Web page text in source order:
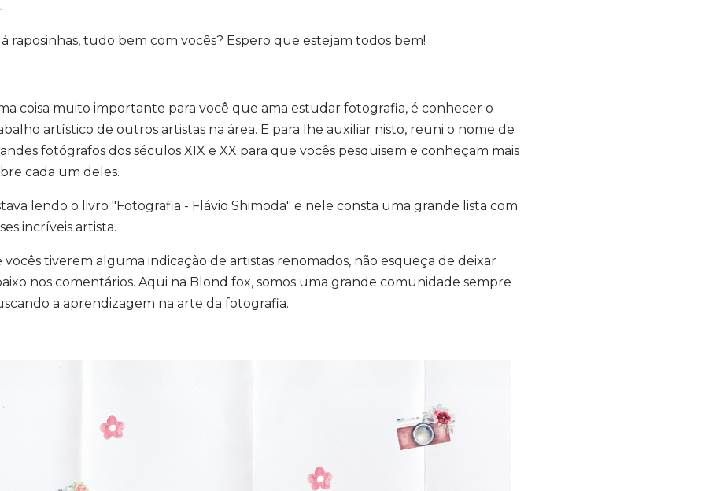
raposinhas, tudo bem com vocês? Espero que estejam todos bem!
coisa muito importante para você que ama estudar fotografia, é conhecer o
artístico de outros artistas na área. E para lhe auxiliar nisto, reuni o nome de
fotógrafos dos séculos XIX e XX para que vocês pesquisem e conheçam mais
cada um deles.
lendo o livro "Fotografia - Flávio Shimoda" e nele consta uma grande lista com
incríveis artista.
vocês tiverem alguma indicação de artistas renomados, não esqueça de deixar
nos comentários. Aqui na Blond fox, somos uma grande comunidade sempre
a aprendizagem na arte da fotografia.